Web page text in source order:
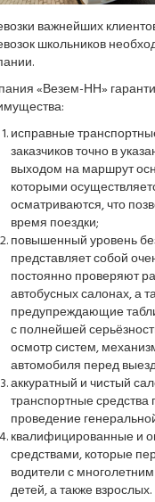
важнейших
школьников
«Везем-НН»
исправные
заказчиков точно в
выходом на маршрут
которыми
осматриваются, что
время поездки;
повышенный уровень
представляет собой
постоянно проверяют
автобусных салонах, а
предупреждающие
с полнейшей
осмотр систем,
автомобиля перед
аккуратный и чистый
транспортные
проведение
квалифицированные и
средствами, которые
водители с
детей, а также взрослых.